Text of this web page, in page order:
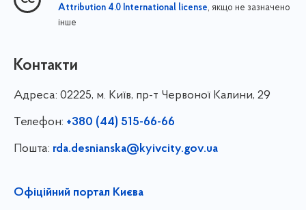
Attribution 4.0 International license, якщо не зазначено
інше
Контакти
Адреса: 02225, м. Київ, пр-т Червоної Калини, 29
Телефон: +380 (44) 515-66-66
Пошта: rda.desnianska@kyivcity.gov.ua
Офіційний портал Києва